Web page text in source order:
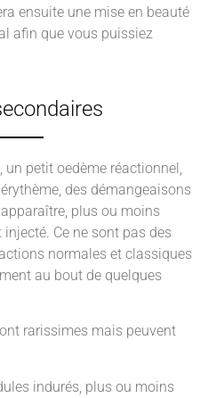
ensuite une mise en beauté
afin que vous puissiez
un petit oedème réactionnel,
des démangeaisons
plus ou moins
Ce ne sont pas des
normales et classiques
au bout de quelques
rarissimes mais peuvent
indurés, plus ou moins